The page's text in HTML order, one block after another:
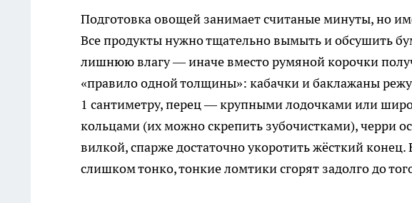
Подготовка овощей занимает считаные минуты, но
Все продукты нужно тщательно вымыть и обсушить
лишнюю влагу — иначе вместо румяной корочки
«правило одной толщины»: кабачки и баклажаны
1 сантиметру, перец — крупными лодочками или
кольцами (их можно скрепить зубочистками), черри
вилкой, спарже достаточно укоротить жёсткий конец.
слишком тонко, тонкие ломтики сгорят задолго до